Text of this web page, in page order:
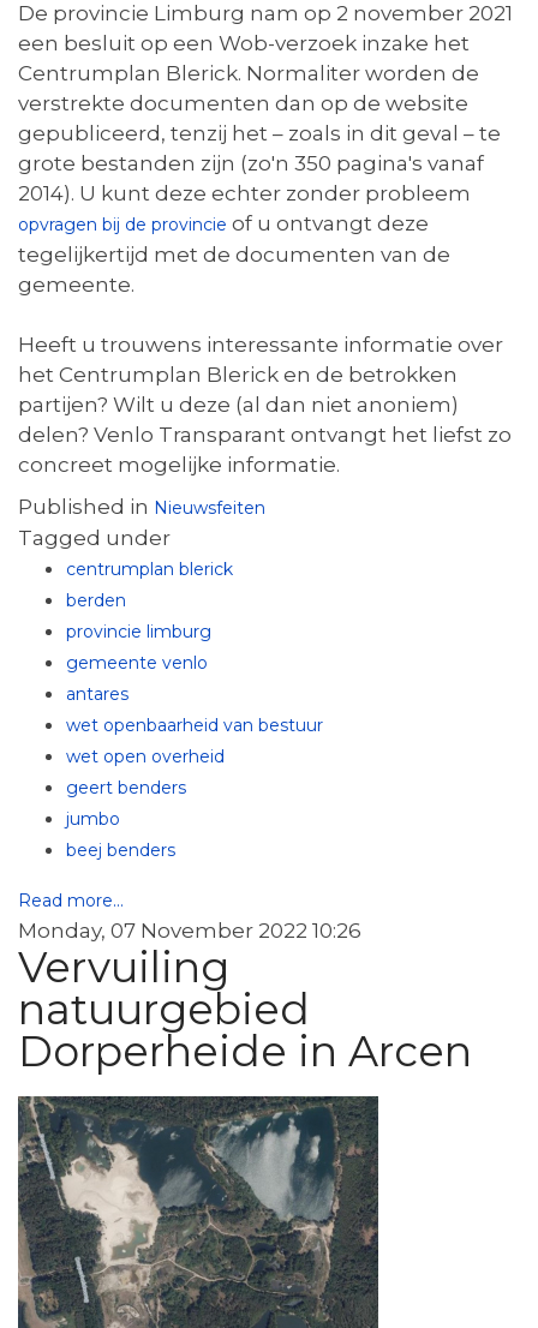
De provincie Limburg nam op 2 november 2021
een besluit op een Wob-verzoek inzake het
Centrumplan Blerick. Normaliter worden de
verstrekte documenten dan op de website
gepubliceerd, tenzij het – zoals in dit geval – te
grote bestanden zijn (zo'n 350 pagina's vanaf
2014). U kunt deze echter zonder probleem
opvragen bij de provincie of u ontvangt deze
tegelijkertijd met de documenten van de
gemeente.
Heeft u trouwens interessante informatie over
het Centrumplan Blerick en de betrokken
partijen? Wilt u deze (al dan niet anoniem)
delen? Venlo Transparant ontvangt het liefst zo
concreet mogelijke informatie.
Published in Nieuwsfeiten
Tagged under
centrumplan blerick
berden
provincie limburg
gemeente venlo
antares
wet openbaarheid van bestuur
wet open overheid
geert benders
jumbo
beej benders
Read more...
Monday, 07 November 2022 10:26
Vervuiling
natuurgebied
Dorperheide in Arcen